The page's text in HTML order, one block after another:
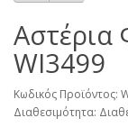
Αστέρια
WI3499
Κωδικός Προϊόντος:
Διαθεσιμότητα: